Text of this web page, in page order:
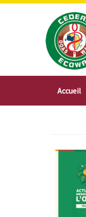
Aller
Main
Accueil